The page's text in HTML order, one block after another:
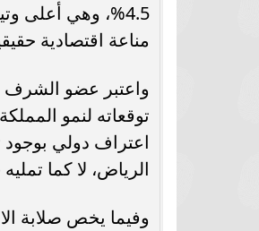
مناعة اقتصادية
واعتبر عضو الشرف
اعتراف دولي
الرياض، لا كما
وفيما يخص صلابة